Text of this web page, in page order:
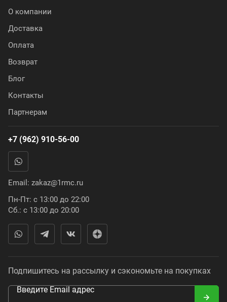
О компании
Доставка
Оплата
Возврат
Блог
Контакты
Партнерам
+7 (962) 910-56-00
Email: zakaz@1rmc.ru
Пн-Пт: с 13:00 до 22:00
Сб.: с 13:00 до 20:00
Подпишитесь на рассылку и сэкономьте на покупках
Введите Email адрес